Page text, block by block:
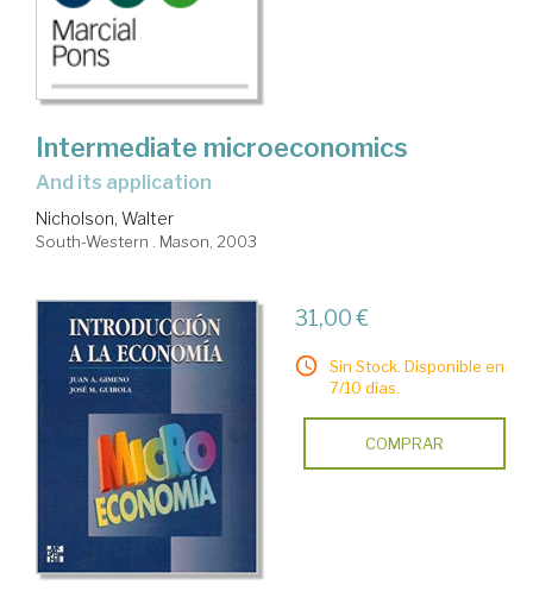
Intermediate microeconomics
and its application
Nicholson, Walter
South-Western . Mason, 2003
31,00 €
Sin Stock. Disponible en
7/10 días.
COMPRAR